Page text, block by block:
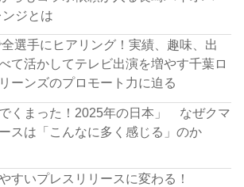
ジとは
選手にヒアリング！実績、趣味、出
て活かしてテレビ出演を増やす千葉ロ
ーンズのプロモート力に迫る
でくまった！2025年の日本」 なぜクマ
スは「こんなに多く感じる」のか
すいプレスリリースに変わる！